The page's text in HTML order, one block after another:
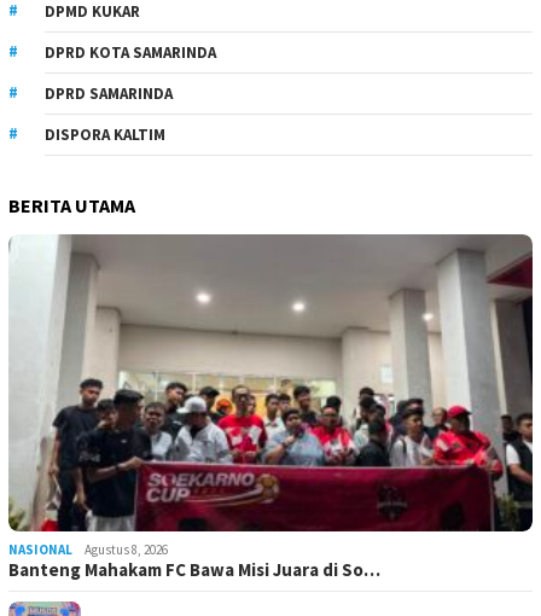
DPMD KUKAR
DPRD KOTA SAMARINDA
DPRD SAMARINDA
DISPORA KALTIM
BERITA UTAMA
NASIONAL Agustus 8, 2026
Banteng Mahakam FC Bawa Misi Juara di So…